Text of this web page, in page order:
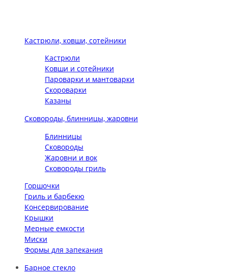
Кастрюли, ковши, сотейники
Кастрюли
Ковши и сотейники
Пароварки и мантоварки
Скороварки
Казаны
Сковороды, блинницы, жаровни
Блинницы
Сковороды
Жаровни и вок
Сковороды гриль
Горшочки
Гриль и барбекю
Консервирование
Крышки
Мерные емкости
Миски
Формы для запекания
Барное стекло